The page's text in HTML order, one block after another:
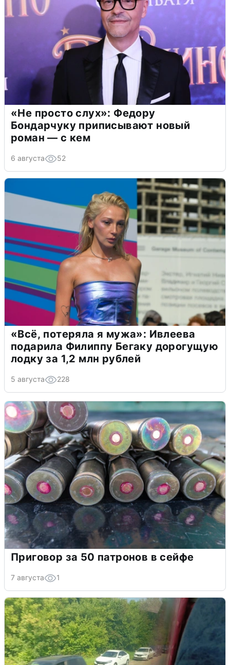
«Не просто слух»: Федору
Бондарчуку приписывают новый
роман — с кем
6 августа 52
«Всё, потеряла я мужа»: Ивлеева
подарила Филиппу Бегаку дорогущую
лодку за 1,2 млн рублей
5 августа 228
Приговор за 50 патронов в сейфе
7 августа 1